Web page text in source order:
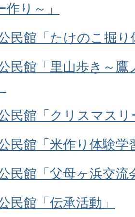
り～」
民館「たけのこ掘り
民館「里山歩き～
民館「クリスマス
民館「米作り体験学
民館「父母ヶ浜交流
民館「伝承活動」